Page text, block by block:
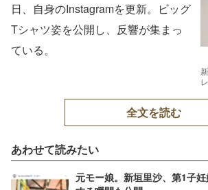
日、自身のInstagramを更新。ビッグ
Tシャツ姿を公開し、反響が集まっ
ている。
全文を読む
あわせて読みたい
元モー娘。新垣里沙、第1子